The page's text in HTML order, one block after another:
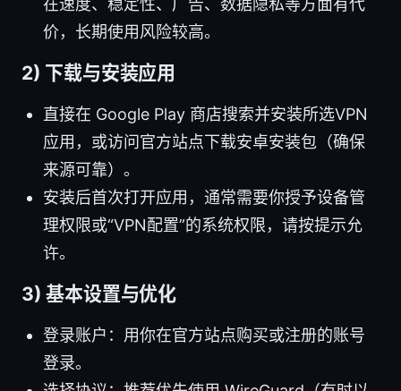
价，长期使用风险较高。
2) 下载与安装应用
直接在 Google Play 商店搜索并安装所选VPN
应用，或访问官方站点下载安卓安装包（确保
来源可靠）。
安装后首次打开应用，通常需要你授予设备管
理权限或“VPN配置”的系统权限，请按提示允
许。
3) 基本设置与优化
登录账户：用你在官方站点购买或注册的账号
登录。